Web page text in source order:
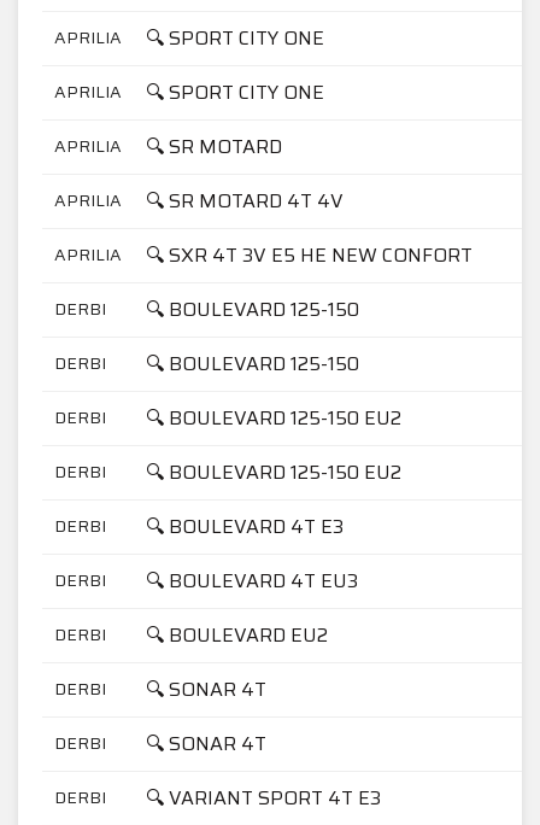
APRILIA 🔍 SPORT CITY ONE
APRILIA 🔍 SPORT CITY ONE
APRILIA 🔍 SR MOTARD
APRILIA 🔍 SR MOTARD 4T 4V
APRILIA 🔍 SXR 4T 3V E5 HE NEW CONFORT
DERBI 🔍 BOULEVARD 125-150
DERBI 🔍 BOULEVARD 125-150
DERBI 🔍 BOULEVARD 125-150 EU2
DERBI 🔍 BOULEVARD 125-150 EU2
DERBI 🔍 BOULEVARD 4T E3
DERBI 🔍 BOULEVARD 4T EU3
DERBI 🔍 BOULEVARD EU2
DERBI 🔍 SONAR 4T
DERBI 🔍 SONAR 4T
DERBI 🔍 VARIANT SPORT 4T E3